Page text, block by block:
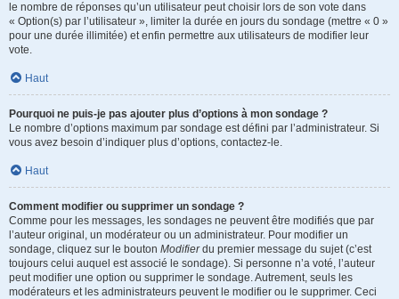
le nombre de réponses qu’un utilisateur peut choisir lors de son vote dans
« Option(s) par l’utilisateur », limiter la durée en jours du sondage (mettre « 0 »
pour une durée illimitée) et enfin permettre aux utilisateurs de modifier leur
vote.
Haut
Pourquoi ne puis-je pas ajouter plus d’options à mon sondage ?
Le nombre d’options maximum par sondage est défini par l’administrateur. Si
vous avez besoin d’indiquer plus d’options, contactez-le.
Haut
Comment modifier ou supprimer un sondage ?
Comme pour les messages, les sondages ne peuvent être modifiés que par
l’auteur original, un modérateur ou un administrateur. Pour modifier un
sondage, cliquez sur le bouton Modifierdu premier message du sujet (c’est
toujours celui auquel est associé le sondage). Si personne n’a voté, l’auteur
peut modifier une option ou supprimer le sondage. Autrement, seuls les
modérateurs et les administrateurs peuvent le modifier ou le supprimer. Ceci